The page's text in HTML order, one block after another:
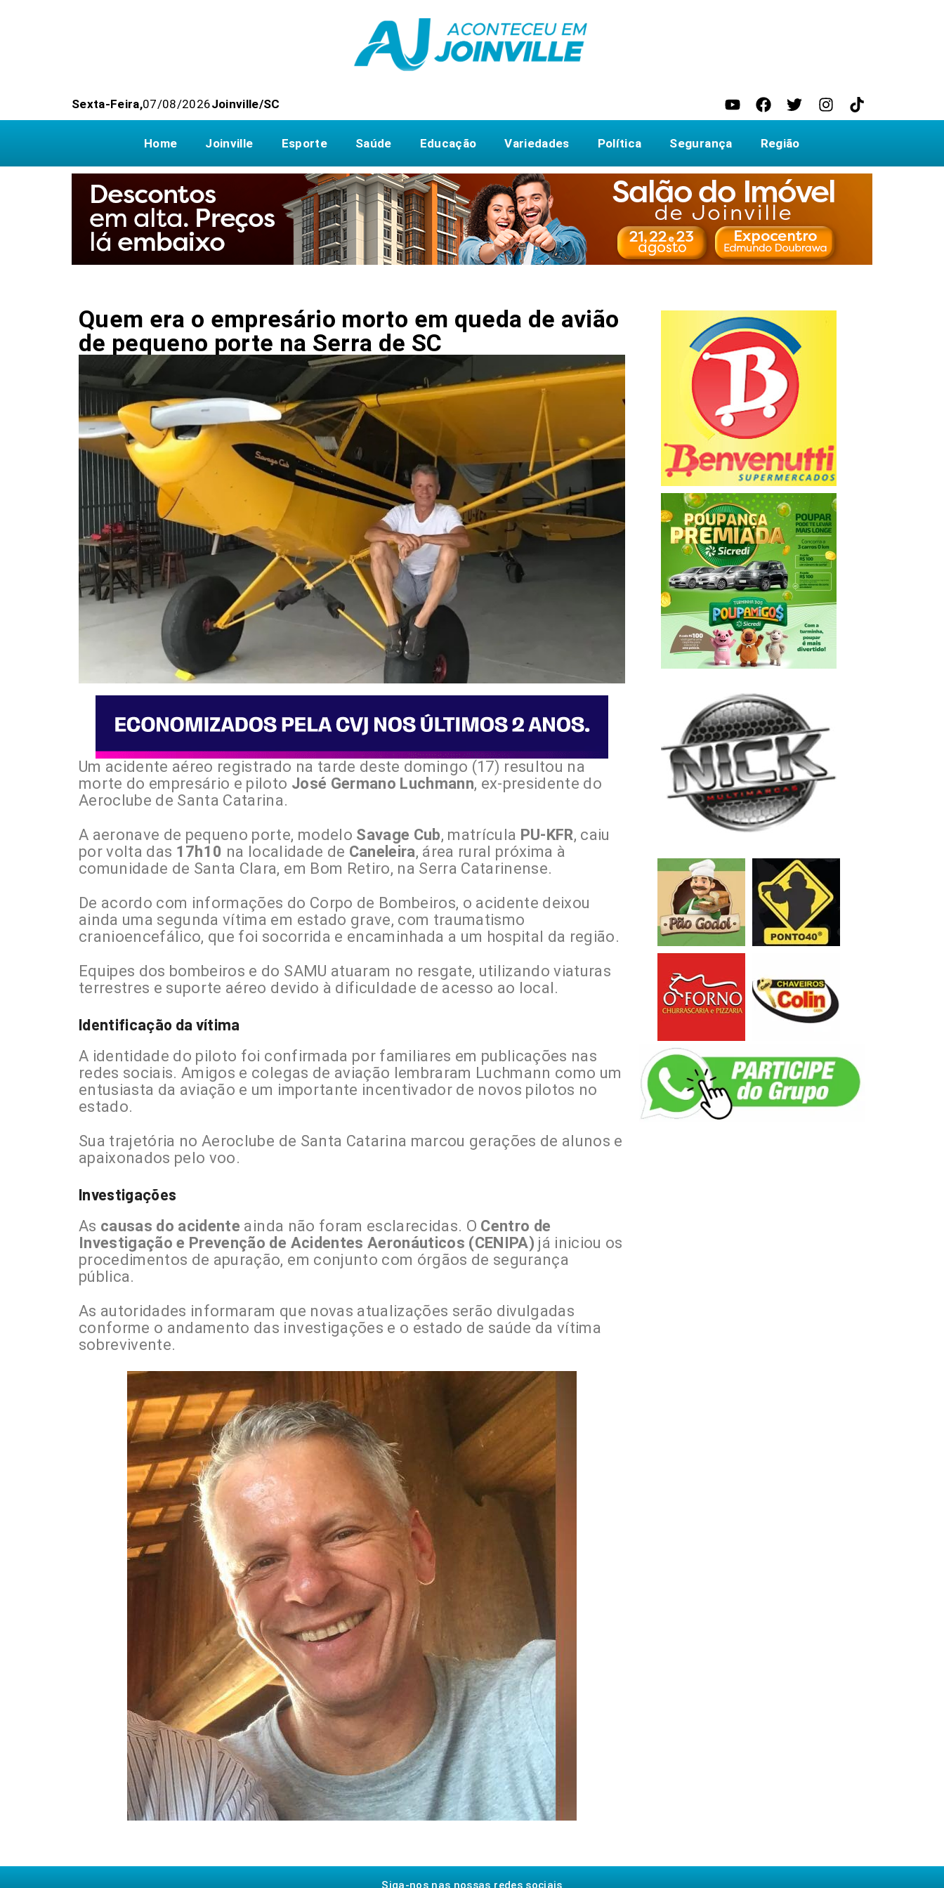
Sexta-Feira,07/08/2026Joinville/SC
Home Joinville Esporte Saúde Educação Variedades Política Segurança Região
Quem era o empresário morto em queda de avião
de pequeno porte na Serra de SC
Um acidente aéreo registrado na tarde deste domingo (17) resultou na
morte do empresário e piloto José Germano Luchmann, ex-presidente do
Aeroclube de Santa Catarina.
A aeronave de pequeno porte, modelo Savage Cub, matrícula PU-KFR, caiu
por volta das 17h10 na localidade de Caneleira, área rural próxima à
comunidade de Santa Clara, em Bom Retiro, na Serra Catarinense.
De acordo com informações do Corpo de Bombeiros, o acidente deixou
ainda uma segunda vítima em estado grave, com traumatismo
cranioencefálico, que foi socorrida e encaminhada a um hospital da região.
Equipes dos bombeiros e do SAMU atuaram no resgate, utilizando viaturas
terrestres e suporte aéreo devido à dificuldade de acesso ao local.
Identificação da vítima
A identidade do piloto foi confirmada por familiares em publicações nas
redes sociais. Amigos e colegas de aviação lembraram Luchmann como um
entusiasta da aviação e um importante incentivador de novos pilotos no
estado.
Sua trajetória no Aeroclube de Santa Catarina marcou gerações de alunos e
apaixonados pelo voo.
Investigações
As causas do acidente ainda não foram esclarecidas. O Centro de
Investigação e Prevenção de Acidentes Aeronáuticos (CENIPA) já iniciou os
procedimentos de apuração, em conjunto com órgãos de segurança
pública.
As autoridades informaram que novas atualizações serão divulgadas
conforme o andamento das investigações e o estado de saúde da vítima
sobrevivente.